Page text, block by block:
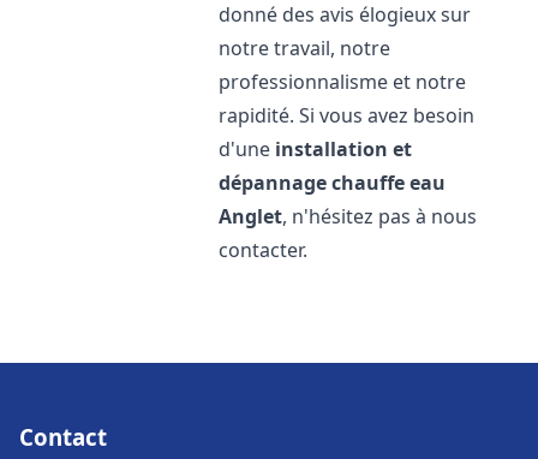
donné des avis élogieux sur
notre travail, notre
professionnalisme et notre
rapidité. Si vous avez besoin
d'une installation et
dépannage chauffe eau
Anglet, n'hésitez pas à nous
contacter.
Contact